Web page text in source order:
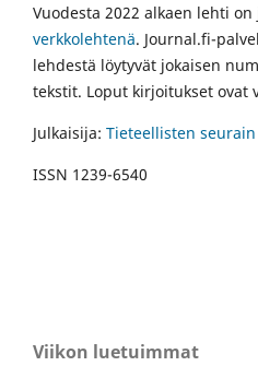
Vuodesta 2022 alkaen lehti
verkkolehtenä. Journal.fi-
lehdestä löytyvät jokaisen
tekstit. Loput kirjoitukset ovat
Julkaisija: Tieteellisten
ISSN 1239-6540
Viikon luetuimmat